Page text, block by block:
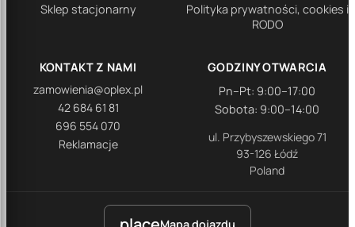
Sklep stacjonarny
Polityka prywatności, cookies i
RODO
KONTAKT Z NAMI
zamowienia@oplex.pl
42 684 61 81
696 554 070
Reklamacje
GODZINY OTWARCIA
Pn–Pt: 9:00–17:00
Sobota: 9:00–14:00
ul. Przybyszewskiego 71
93-126 Łódź
Poland